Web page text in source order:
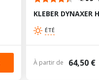
KLEBER DYNAXER
ÉTÉ
À partir de 64,50 €